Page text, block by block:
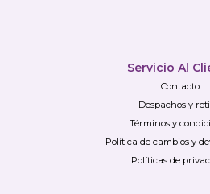
Servicio Al
Contacto
Despachos y
Términos y
Política de cambios y
Políticas de